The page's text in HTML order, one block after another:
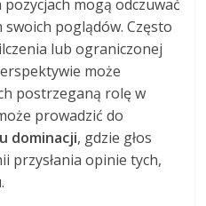
mogą odczuwać
poglądów. Często
lub ograniczonej
może
postrzeganą rolę w
prowadzić do
dominacji, gdzie głos
przysłania opinie tych,